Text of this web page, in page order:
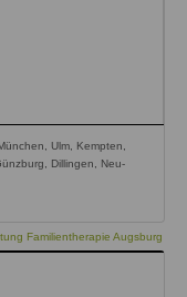
Ulm, Kempten,
Dillingen, Neu-
Familientherapie Augsburg